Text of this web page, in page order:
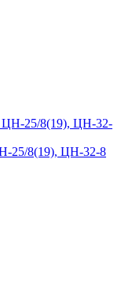
25/8(19), ЦН-32-8